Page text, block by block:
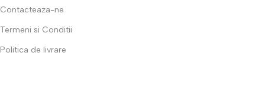
Contacteaza-ne
Termeni si Conditii
Politica de livrare